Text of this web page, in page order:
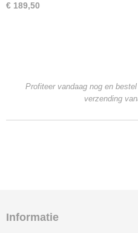
€ 189,50
Profiteer vandaag nog en
verzending
Informatie